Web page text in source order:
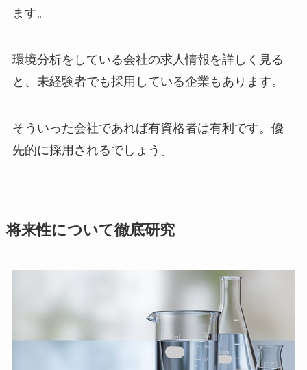
ます。
環境分析をしている会社の求人情報を詳しく見る
と、未経験者でも採用している企業もあります。
そういった会社であれば有資格者は有利です。優
先的に採用されるでしょう。
将来性について徹底研究